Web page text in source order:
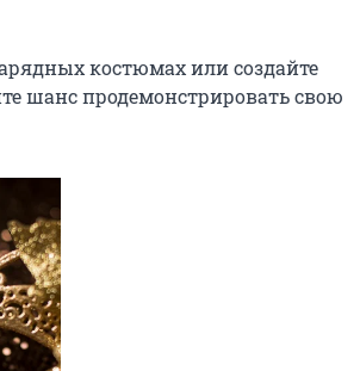
костюмах или создайте
шанс продемонстрировать свою